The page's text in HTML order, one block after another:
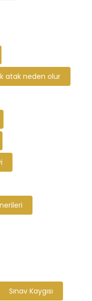
atak neden olur
Sınav Kaygısı